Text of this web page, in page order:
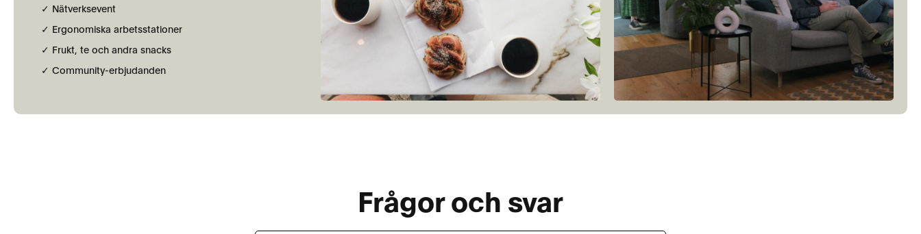
✓ Nätverksevent
✓ Ergonomiska arbetsstationer
✓ Frukt, te och andra snacks
✓ Community-erbjudanden
Frågor och svar